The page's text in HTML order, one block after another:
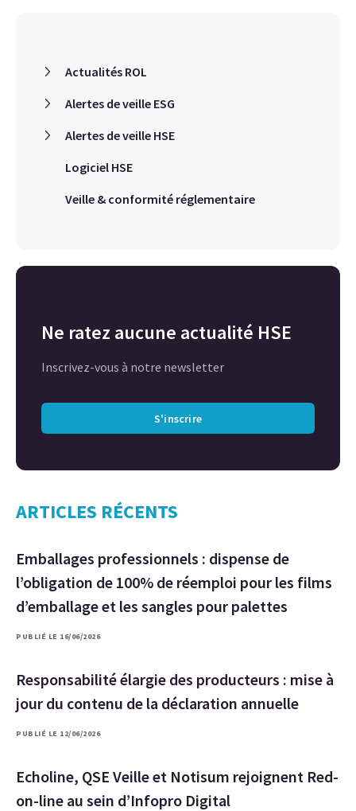
Actualités ROL
Alertes de veille ESG
Alertes de veille HSE
Logiciel HSE
Veille & conformité réglementaire
Ne ratez aucune actualité HSE
Inscrivez-vous à notre newsletter
S'inscrire
ARTICLES RÉCENTS
Emballages professionnels : dispense de
l’obligation de 100% de réemploi pour les films
d’emballage et les sangles pour palettes
PUBLIÉ LE 16/06/2026
Responsabilité élargie des producteurs : mise à
jour du contenu de la déclaration annuelle
PUBLIÉ LE 12/06/2026
Echoline, QSE Veille et Notisum rejoignent Red-
on-line au sein d’Infopro Digital